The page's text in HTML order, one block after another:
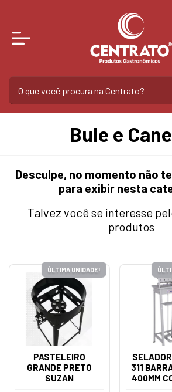
Bule e
Desculpe, no momento não
para exibir nesta
Talvez você se interesse
produtos
ÚLTIMA UNIDADE!
PASTELEIRO
GRANDE PRETO
SUZAN
311
400MM